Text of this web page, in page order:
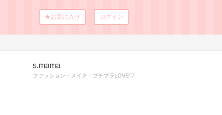
★お気に入り ログイン
s.mama
ファッション・メイク・プチプラLOVE♡